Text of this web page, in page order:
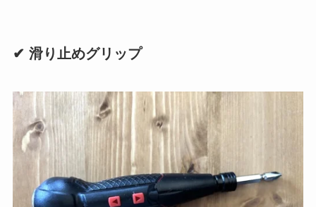
✔ 滑り止めグリップ